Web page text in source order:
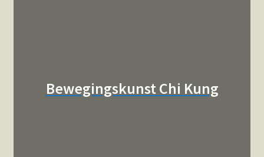
Bewegingskunst Chi Kung